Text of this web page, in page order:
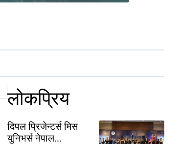
लोकप्रिय
दिपल प्रिजेन्टर्स मिस
युनिभर्स नेपाल...